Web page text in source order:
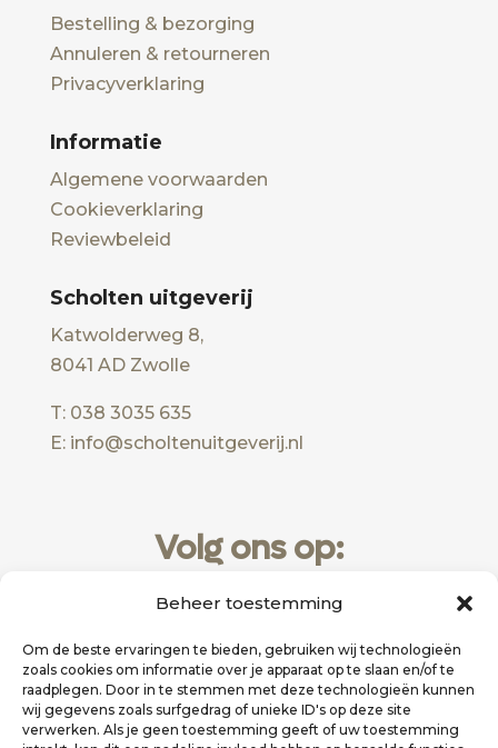
Beheer toestemming
Om de beste ervaringen te bieden, gebruiken wij technologieën
zoals cookies om informatie over je apparaat op te slaan en/of te
raadplegen. Door in te stemmen met deze technologieën kunnen
wij gegevens zoals surfgedrag of unieke ID's op deze site
verwerken. Als je geen toestemming geeft of uw toestemming
Bestelling & bezorging
Annuleren & retourneren
Privacyverklaring
Informatie
Algemene voorwaarden
Cookieverklaring
Reviewbeleid
Scholten uitgeverij
Katwolderweg 8,
8041 AD Zwolle
T: 038 3035 635
E: info@scholtenuitgeverij.nl
Volg ons op: